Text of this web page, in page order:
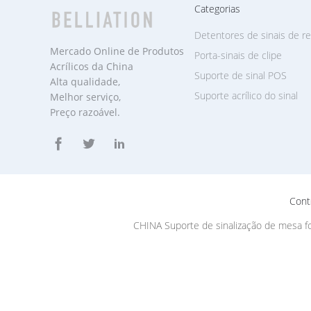
Mercado Online de Produtos
Acrílicos da China
Alta qualidade,
Melhor serviço,
Preço razoável.
Categorias
Suporte acrílico do sinal
Detentores de sinais de
Porta-sinais de clipe
Suporte de sinal POS
CHINA Suporte de sinalização de mesa